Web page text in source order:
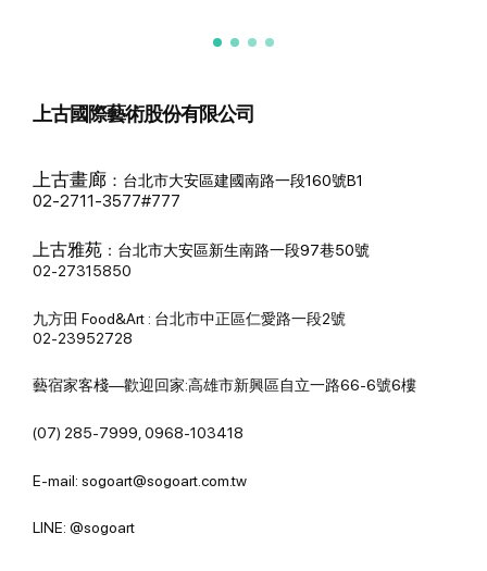
上古國際藝術股份有限公司
上古畫廊 ： 台北市大安區建國南路一段160號B1
02-2711-3577#777
上古雅苑 ： 台北市大安區新生南路一段97巷50號
02-27315850
九方田 Food&Art : 台北市中正區仁愛路一段2號
02-23952728
藝宿家客棧—歡迎回家:高雄市新興區自立一路66-6號6樓
(07) 285-7999, 0968-103418
E-mail: sogoart@sogoart.com.tw
LINE: @sogoart